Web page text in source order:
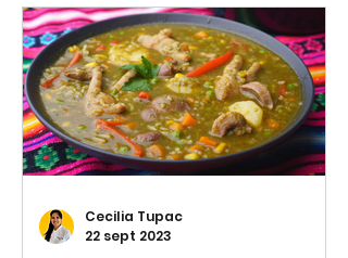
Cecilia Tupac
22 sept 2023